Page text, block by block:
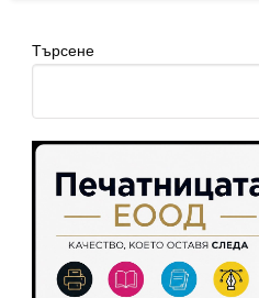
Търсене